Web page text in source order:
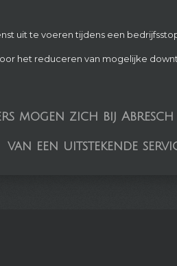
uit te voeren tijdens een
het reduceren van mogelijke
mogen zich bij
van een uitstekende